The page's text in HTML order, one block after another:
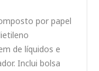
por papel
de líquidos e
Inclui bolsa